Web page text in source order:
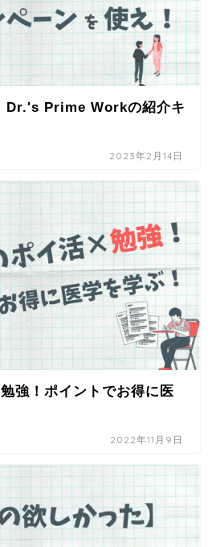
Dr.'s Prime Workの紹介キ
2023年2月14日
強！ポイントでお得に医
2022年11月9日